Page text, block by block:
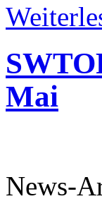
Mai
News-